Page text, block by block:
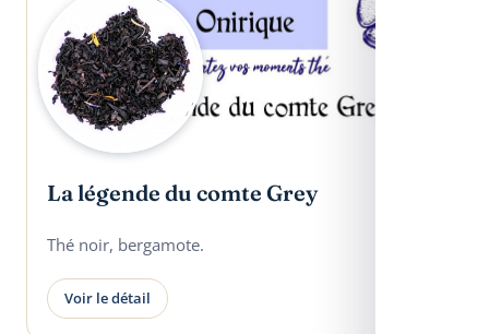
La légende du comte Grey
Thé noir, bergamote.
Voir le détail